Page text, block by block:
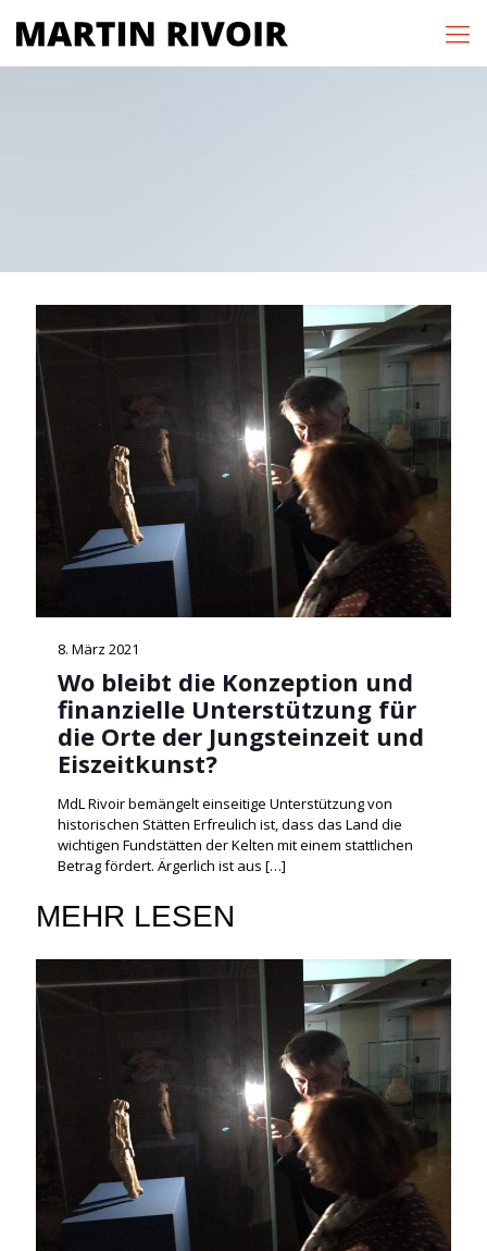
8. März 2021
Wo bleibt die Konzeption und
finanzielle Unterstützung für
die Orte der Jungsteinzeit und
Eiszeitkunst?
MdL Rivoir bemängelt einseitige Unterstützung von
historischen Stätten Erfreulich ist, dass das Land die
wichtigen Fundstätten der Kelten mit einem stattlichen
Betrag fördert. Ärgerlich ist aus […]
MEHR LESEN